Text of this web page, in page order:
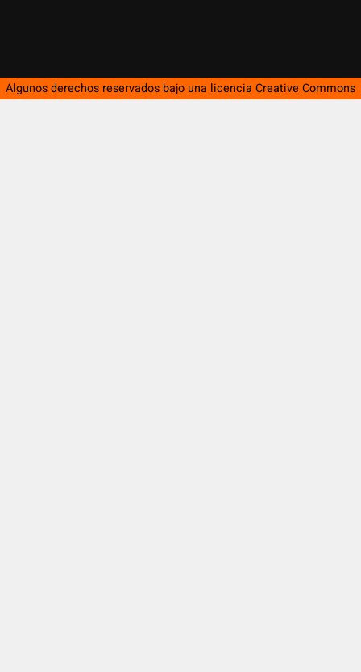
Algunos derechos reservados bajo una licencia Creative Commons